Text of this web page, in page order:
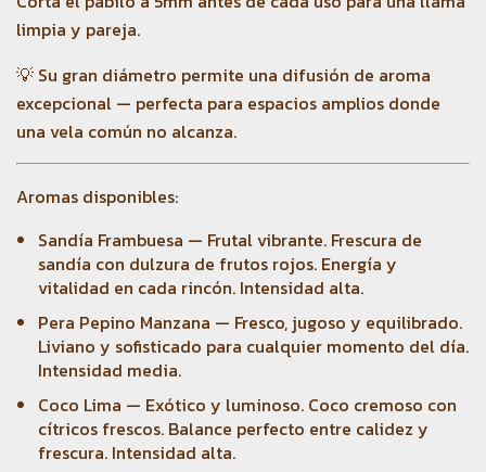
limpia y pareja.
💡 Su gran diámetro permite una difusión de aroma
excepcional — perfecta para espacios amplios donde
una vela común no alcanza.
Aromas disponibles:
Sandía Frambuesa — Frutal vibrante. Frescura de
sandía con dulzura de frutos rojos. Energía y
vitalidad en cada rincón. Intensidad alta.
Pera Pepino Manzana — Fresco, jugoso y equilibrado.
Liviano y sofisticado para cualquier momento del día.
Intensidad media.
Coco Lima — Exótico y luminoso. Coco cremoso con
cítricos frescos. Balance perfecto entre calidez y
frescura. Intensidad alta.